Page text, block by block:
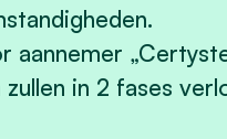
aannemer
in 2 fases